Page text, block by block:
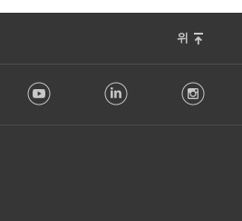
위
Youtube LinkedIn